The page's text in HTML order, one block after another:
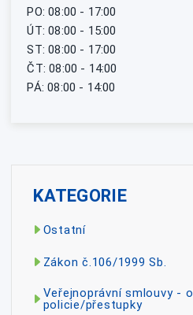
PO: 08:00 - 17:00
ÚT: 08:00 - 15:00
ST: 08:00 - 17:00
ČT: 08:00 - 14:00
PÁ: 08:00 - 14:00
KATEGORIE
Ostatní
Zákon č.106/1999 Sb.
Veřejnoprávní smlouvy -
policie/přestupky